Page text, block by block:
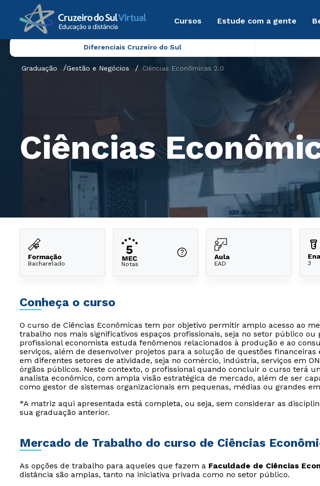
Cursos Estude com a gente
Diferenciais Cruzeiro do Sul
Graduação Gestão e Negócios Ciências Econômicas 2.0
Ciências
Formação
Bacharelado Notas
Aula
EAD 3
Conheça o curso
O curso de Ciências Econômicas tem por objetivo permitir amplo acesso ao
trabalho nos mais significativos espaços profissionais, seja no setor público ou
profissional economista estuda fenômenos relacionados à produção e ao
serviços, além de desenvolver projetos para a solução de questões financeiras
em diferentes setores de atividade, seja no comércio, indústria, serviços em
órgãos públicos. Neste contexto, o profissional quando concluir o curso terá
analista econômico, com ampla visão estratégica de mercado, além de ser
como gestor de sistemas organizacionais em pequenas, médias ou grandes
*A matriz aqui apresentada está completa, ou seja, sem considerar as
sua graduação anterior.
Mercado de Trabalho do curso de Ciências
As opções de trabalho para aqueles que fazem a Faculdade de Ciências
distância são amplas, tanto na iniciativa privada como no setor público.